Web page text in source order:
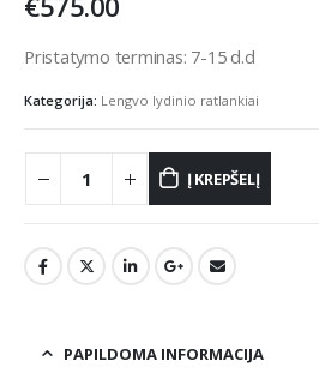
Pristatymo terminas: 7-15 d.d
Kategorija: Lengvo lydinio ratlankiai
Į KREPŠELĮ
PAPILDOMA INFORMACIJA